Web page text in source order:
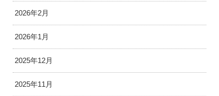
2026年2月
2026年1月
2025年12月
2025年11月